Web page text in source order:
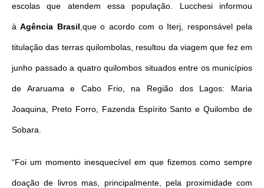
escolas que atendem essa população. Lucchesi informou
àAgência Brasil ,que o acordo com o Iterj, responsável pela
titulação das terras quilombolas, resultou da viagem que fez em
junho passado a quatro quilombos situados entre os municípios
de Araruama e Cabo Frio, na Região dos Lagos: Maria
Joaquina, Preto Forro, Fazenda Espírito Santo e Quilombo de
Sobara.
“Foi um momento inesquecível em que fizemos como sempre
doação de livros mas, principalmente, pela proximidade com